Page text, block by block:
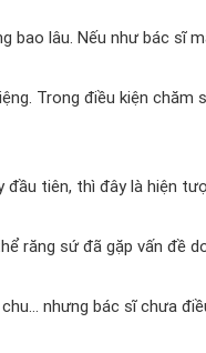
bao lâu. Nếu như bác sĩ
Trong điều kiện chăm
tiên, thì đây là hiện
răng sứ đã gặp vấn đề
nhưng bác sĩ chưa